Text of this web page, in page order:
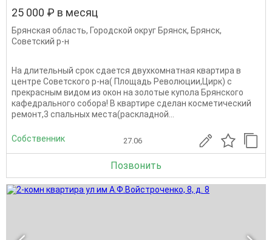
25 000 ₽ в месяц
Брянская область, Городской округ Брянск, Брянск,
Советский р-н
На длительный срок сдается двухкомнатная квартира в
центре Советского р-на( Площадь Революции,Цирк) с
прекрасным видом из окон на золотые купола Брянского
кафедрального собора! В квартире сделан косметический
ремонт,3 спальных места(раскладной...
Собственник 27.06
Позвонить